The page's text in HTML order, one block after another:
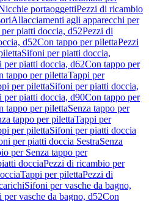
portaoggettiPezzi di ricambio
Allacciamenti agli apparecchi per
piatti doccia, d52Pezzi di
d52Con tappo per pilettaPezzi
Sifoni per piatti doccia,
piatti doccia, d62Con tappo per
tappo per pilettaTappi per
per pilettaSifoni per piatti doccia,
per piatti doccia, d90Con tappo per
tappo per pilettaSenza tappo per
tappo per pilettaTappi per
per pilettaSifoni per piatti doccia
per piatti doccia SestraSenza
per Senza tappo per
docciaPezzi di ricambio per
Tappi per pilettaPezzi di
Sifoni per vasche da bagno,
vasche da bagno, d52Con